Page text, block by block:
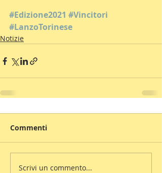
#Edizione2021 #Vincitori
#LanzoTorinese
Notizie
Commenti
Scrivi un commento...